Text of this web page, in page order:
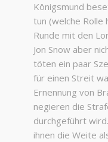
Königsmund
tun (welche Rolle
Runde mit den
Jon Snow aber
töten ein paar
für einen Streit
Ernennung von
negieren die
durchgeführt
ihnen die Weite